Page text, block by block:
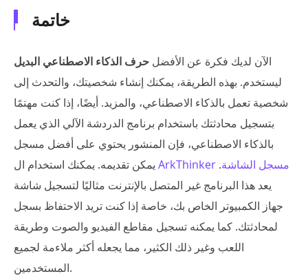
خاتمة
الآن لديك فكرة عن الأفضل حرف الذكاء الاصطناعي البديل
ليستخدم. بهذه الطريقة، يمكنك إنشاء شخصيتك، والتحدث إلى
شخصية تعمل بالذكاء الاصطناعي، والمزيد. أيضًا، إذا كنت مهتمًا
بتسجيل محادثتك باستخدام برنامج الدردشة الآلي الذي يعمل
بالذكاء الاصطناعي، فإن المنشور يحتوي على أفضل مسجل
ArkThinker مسجل الشاشة.
يعد هذا البرنامج غير المتصل بالإنترنت مثاليًا لتسجيل شاشة
جهاز الكمبيوتر الخاص بك، خاصة إذا كنت تريد الاحتفاظ بسجل
لمحادثتك. كما يمكنه تسجيل مقاطع الفيديو والصوت وطريقة
اللعب وغير ذلك الكثير، مما يجعله أكثر ملاءمة لجميع
المستخدمين.